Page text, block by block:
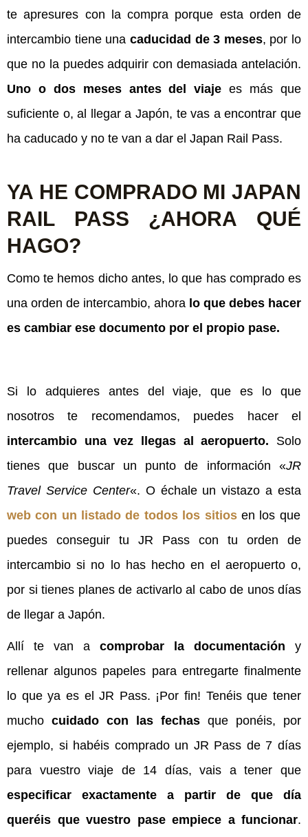
te apresures con la compra porque esta orden de
intercambio tiene una caducidad de 3 meses, por lo
que no la puedes adquirir con demasiada antelación.
Uno o dos meses antes del viaje es más que
suficiente o, al llegar a Japón, te vas a encontrar que
ha caducado y no te van a dar el Japan Rail Pass.
YA HE COMPRADO MI JAPAN
RAIL PASS ¿AHORA QUÉ
HAGO?
Como te hemos dicho antes, lo que has comprado es
una orden de intercambio, ahora lo que debes hacer
es cambiar ese documento por el propio pase.
Si lo adquieres antes del viaje, que es lo que
nosotros te recomendamos, puedes hacer el
intercambio una vez llegas al aeropuerto. Solo
tienes que buscar un punto de información «JR
Travel Service Center«. O échale un vistazo a esta
web con un listado de todos los sitiosen los que
puedes conseguir tu JR Pass con tu orden de
intercambio si no lo has hecho en el aeropuerto o,
por si tienes planes de activarlo al cabo de unos días
de llegar a Japón.
Allí te van a comprobar la documentación y
rellenar algunos papeles para entregarte finalmente
lo que ya es el JR Pass. ¡Por fin! Tenéis que tener
mucho cuidado con las fechas que ponéis, por
ejemplo, si habéis comprado un JR Pass de 7 días
para vuestro viaje de 14 días, vais a tener que
especificar exactamente a partir de que día
queréis que vuestro pase empiece a funcionar.